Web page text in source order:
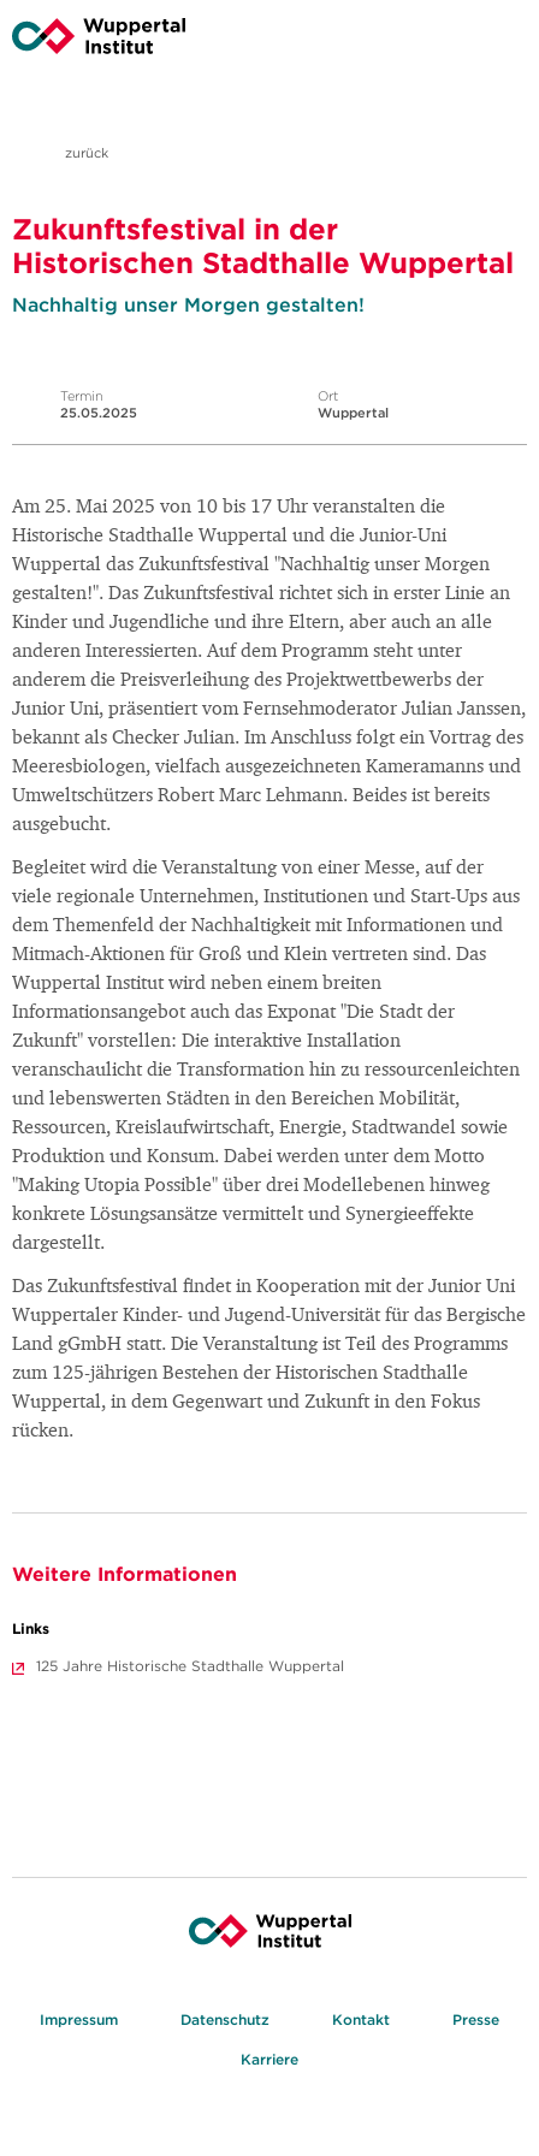
zurück
Zukunftsfestival in der
Historischen Stadthalle Wuppertal
Nachhaltig unser Morgen gestalten!
Termin
25.05.2025
Ort
Wuppertal
Am 25. Mai 2025 von 10 bis 17 Uhr veranstalten die
Historische Stadthalle Wuppertal und die Junior-Uni
Wuppertal das Zukunftsfestival "Nachhaltig unser Morgen
gestalten!". Das Zukunftsfestival richtet sich in erster Linie an
Kinder und Jugendliche und ihre Eltern, aber auch an alle
anderen Interessierten. Auf dem Programm steht unter
anderem die Preisverleihung des Projektwettbewerbs der
Junior Uni, präsentiert vom Fernsehmoderator Julian Janssen,
bekannt als Checker Julian. Im Anschluss folgt ein Vortrag des
Meeresbiologen, vielfach ausgezeichneten Kameramanns und
Umweltschützers Robert Marc Lehmann. Beides ist bereits
ausgebucht.
Begleitet wird die Veranstaltung von einer Messe, auf der
viele regionale Unternehmen, Institutionen und Start-Ups aus
dem Themenfeld der Nachhaltigkeit mit Informationen und
Mitmach-Aktionen für Groß und Klein vertreten sind. Das
Wuppertal Institut wird neben einem breiten
Informationsangebot auch das Exponat "Die Stadt der
Zukunft" vorstellen: Die interaktive Installation
veranschaulicht die Transformation hin zu ressourcenleichten
und lebenswerten Städten in den Bereichen Mobilität,
Ressourcen, Kreislaufwirtschaft, Energie, Stadtwandel sowie
Produktion und Konsum. Dabei werden unter dem Motto
"Making Utopia Possible" über drei Modellebenen hinweg
konkrete Lösungsansätze vermittelt und Synergieeffekte
dargestellt.
Das Zukunftsfestival findet in Kooperation mit der Junior Uni
Wuppertaler Kinder- und Jugend-Universität für das Bergische
Land gGmbH statt. Die Veranstaltung ist Teil des Programms
zum 125-jährigen Bestehen der Historischen Stadthalle
Wuppertal, in dem Gegenwart und Zukunft in den Fokus
rücken.
Weitere Informationen
Links
125 Jahre Historische Stadthalle Wuppertal
Impressum Datenschutz Kontakt Presse
Karriere